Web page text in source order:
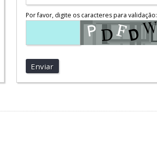
Por favor, digite os caracteres para validação:
Enviar